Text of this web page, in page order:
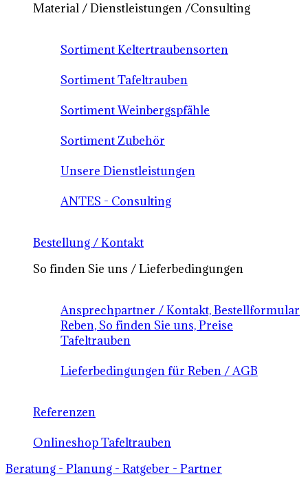
Material / Dienstleistungen /Consulting
Sortiment Keltertraubensorten
Sortiment Tafeltrauben
Sortiment Weinbergspfähle
Sortiment Zubehör
Unsere Dienstleistungen
ANTES - Consulting
Bestellung / Kontakt
So finden Sie uns / Lieferbedingungen
Ansprechpartner / Kontakt, Bestellformular
Reben, So finden Sie uns, Preise
Tafeltrauben
Lieferbedingungen für Reben / AGB
Referenzen
Onlineshop Tafeltrauben
Beratung - Planung - Ratgeber - Partner